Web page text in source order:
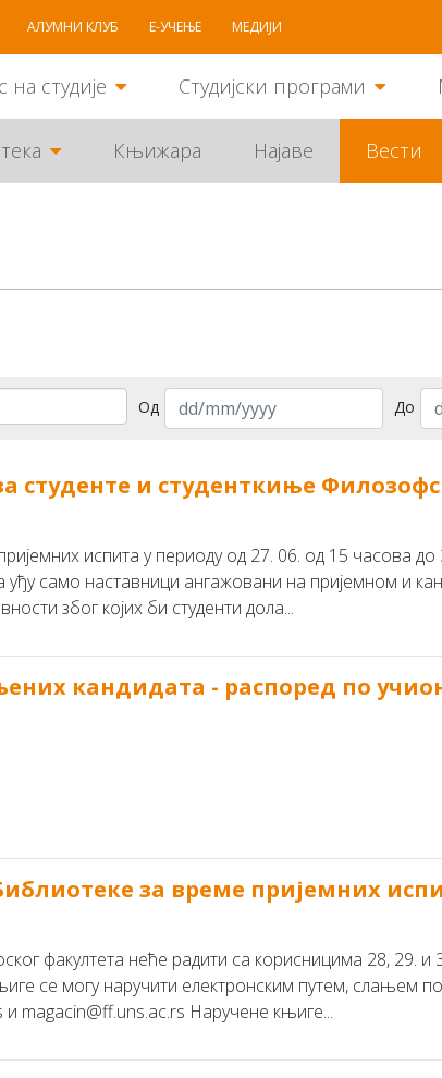
АЛУМНИ КЛУБ Е-УЧЕЊЕ МЕДИЈИ
на студије Студијски програми
Књижара Најаве Вести
Од До
студенте и студенткиње
испита у периоду од 27. 06. од 15 часова до
уђу само наставници ангажовани на пријемном и
због којих би студенти дола...
кандидата - распоред по
за време пријемних
факултета неће радити са корисницима 28, 29. и
се могу наручити електронским путем, слањем
и magacin@ff.uns.ac.rs Наручене књиге...